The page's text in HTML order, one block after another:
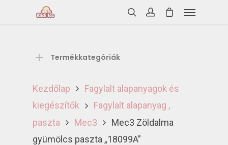
Termékkategóriák
Kezdőlap
Fagylalt alapanyagok és
kiegészítők
Fagylalt alapanyag ,
paszta
Mec3
Mec3 Zöldalma
gyümölcs paszta „18099A”